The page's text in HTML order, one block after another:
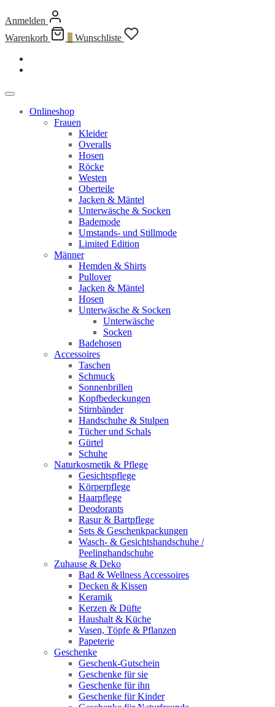
Anmelden
Warenkorb
Wunschliste
Onlineshop
Frauen
Kleider
Overalls
Hosen
Röcke
Westen
Oberteile
Jacken & Mäntel
Unterwäsche & Socken
Bademode
Umstands- und Stillmode
Limited Edition
Männer
Hemden & Shirts
Pullover
Jacken & Mäntel
Hosen
Unterwäsche & Socken
Unterwäsche
Socken
Badehosen
Accessoires
Taschen
Schmuck
Sonnenbrillen
Kopfbedeckungen
Stirnbänder
Handschuhe & Stulpen
Tücher und Schals
Gürtel
Schuhe
Naturkosmetik & Pflege
Gesichtspflege
Körperpflege
Haarpflege
Deodorants
Rasur & Bartpflege
Sets & Geschenkpackungen
Wasch‑ & Gesichtshandschuhe /
Peelinghandschuhe
Zuhause & Deko
Bad & Wellness Accessoires
Decken & Kissen
Keramik
Kerzen & Düfte
Haushalt & Küche
Vasen, Töpfe & Pflanzen
Papeterie
Geschenke
Geschenk-Gutschein
Geschenke für sie
Geschenke für ihn
Geschenke für Kinder